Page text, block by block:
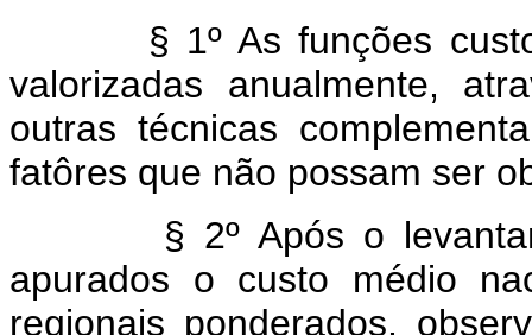
§ 1º As funções custo
valorizadas anualmente,
outras técnicas
fatôres que não possam ser
§ 2º Após o
apurados o custo médio
regionais ponderados,